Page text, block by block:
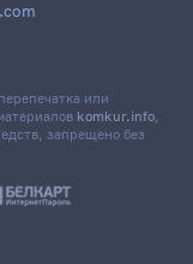
или
komkur.info,
запрещено без